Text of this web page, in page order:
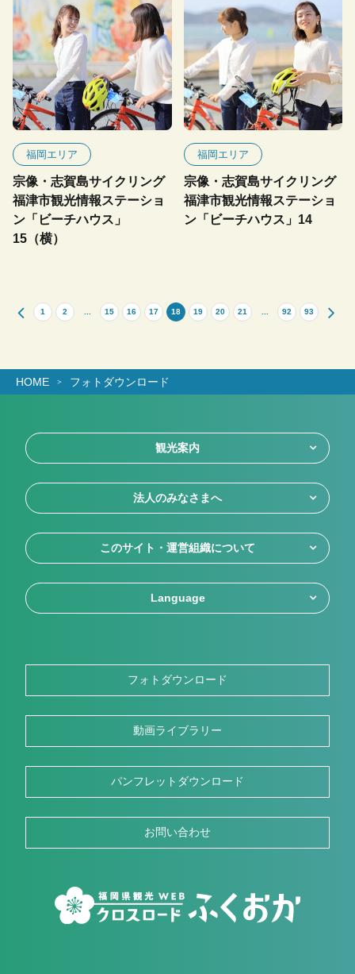
福岡エリア
宗像・志賀島サイクリング
福津市観光情報ステーショ
ン「ビーチハウス」
15（横）
福岡エリア
宗像・志賀島サイクリング
福津市観光情報ステーショ
ン「ビーチハウス」14
1 2 ... 15 16 17 18 19 20 21 ... 92 93
HOME フォトダウンロード
観光案内
法人のみなさまへ
このサイト・運営組織について
Language
フォトダウンロード
動画ライブラリー
パンフレットダウンロード
お問い合わせ